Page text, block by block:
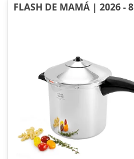
FLASH DE MAMÁ | 2026 - 8